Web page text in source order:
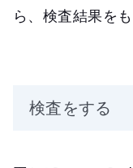
ら、検査結果を
検査をする